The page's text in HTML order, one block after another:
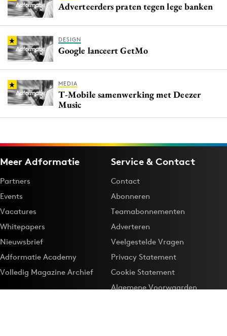
Adverteerders praten tegen lege banken
DESIGN
Google lanceert GetMo
MEDIA
T-Mobile samenwerking met Deezer
Music
Meer Adformatie
Partners
Events
Vacatures
Whitepapers
Nieuwsbrief
Adformatie Academy
Volledig Magazine Archief
Service & Contact
Contact
Abonneren
Teamabonnementen
Adverteren
Veelgestelde Vragen
Privacy Statement
Cookie Statement
Algemene Voorwaarden